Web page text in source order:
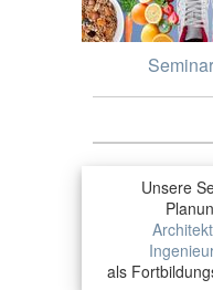
Unsere
als